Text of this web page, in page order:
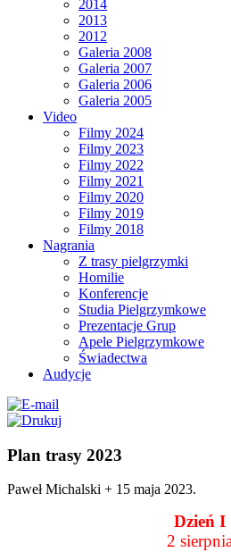
2014
2013
2012
Galeria 2008
Galeria 2007
Galeria 2006
Galeria 2005
Video
Filmy 2024
Filmy 2023
Filmy 2022
Filmy 2021
Filmy 2020
Filmy 2019
Filmy 2018
Nagrania
Z trasy pielgrzymki
Homilie
Konferencje
Studia Pielgrzymkowe
Prezentacje Grup
Apele Pielgrzymkowe
Świadectwa
Audycje
Plan trasy 2023
Paweł Michalski + 15 maja 2023.
Dzień I
2